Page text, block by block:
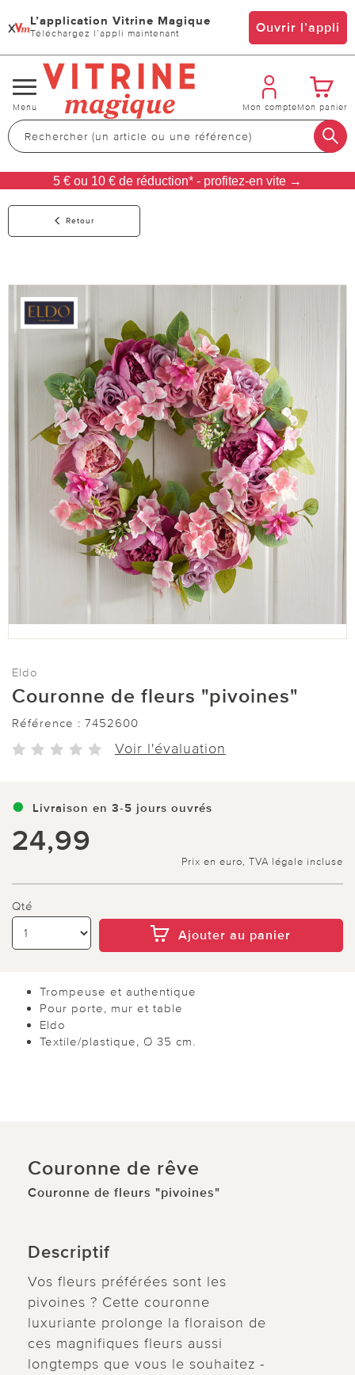
x L’application Vitrine Magique
Téléchargez l’appli maintenant Ouvrir l’appli
Changer
de
navigation
Menu Mon compteMon panier
5 € ou 10 € de réduction* - profitez-en vite →
Retour
Eldo
Couronne de fleurs "pivoines"
Référence : 7452600
Voir l'évaluation
Livraison en 3-5 jours ouvrés
24,99
Prix en euro, TVA légale incluse
Qté
Ajouter au panier
Trompeuse et authentique
Pour porte, mur et table
Eldo
Textile/plastique, Ø 35 cm.
Couronne de rêve
Couronne de fleurs "pivoines"
Descriptif
Vos fleurs préférées sont les
pivoines ? Cette couronne
luxuriante prolonge la floraison de
ces magnifiques fleurs aussi
longtemps que vous le souhaitez -